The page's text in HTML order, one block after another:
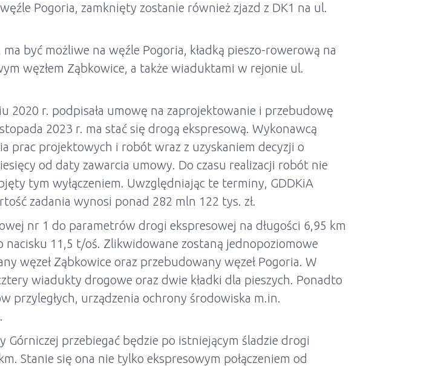
Pogoria, zamknięty zostanie również zjazd z DK1 na ul.
być możliwe na węźle Pogoria, kładką pieszo-rowerową na
węzłem Ząbkowice, a także wiaduktami w rejonie ul.
2020 r. podpisała umowę na zaprojektowanie i przebudowę
2023 r. ma stać się drogą ekspresową. Wykonawcą
prac projektowych i robót wraz z uzyskaniem decyzji o
od daty zawarcia umowy. Do czasu realizacji robót nie
tym wyłączeniem. Uwzględniając te terminy, GDDKiA
zadania wynosi ponad 282 mln 122 tys. zł.
nr 1 do parametrów drogi ekspresowej na długości 6,95 km
11,5 t/oś. Zlikwidowane zostaną jednopoziomowe
węzeł Ząbkowice oraz przebudowany węzeł Pogoria. W
wiadukty drogowe oraz dwie kładki dla pieszych. Ponadto
przyległych, urządzenia ochrony środowiska m.in.
przebiegać będzie po istniejącym śladzie drogi
Stanie się ona nie tylko ekspresowym połączeniem od